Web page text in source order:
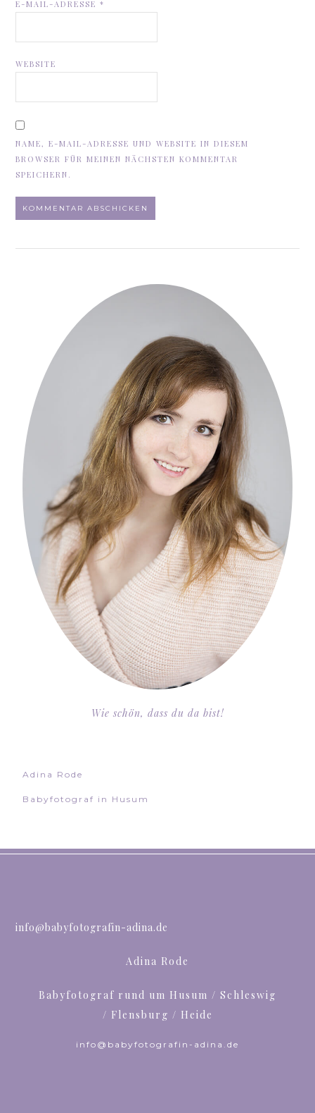
E-MAIL-ADRESSE*
WEBSITE
NAME, E-MAIL-ADRESSE UND WEBSITE IN DIESEM
BROWSER FÜR MEINEN NÄCHSTEN KOMMENTAR
SPEICHERN.
Wie schön, dass du da bist!
Adina Rode
Babyfotograf in Husum
info@babyfotografin-adina.de
Adina Rode
Babyfotograf rund um Husum / Schleswig
/ Flensburg / Heide
info@babyfotografin-adina.de